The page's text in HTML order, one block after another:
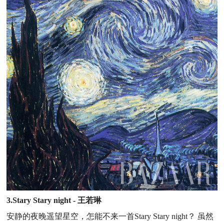
3.Stary Stary night - 王若琳
安静的夜晚遥望星空，怎能不来一首Stary Stary night？ 虽然